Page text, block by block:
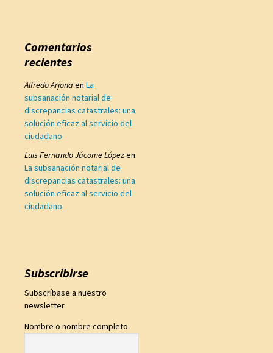
Comentarios
recientes
Alfredo Arjona en La
subsanación notarial de
discrepancias catastrales: una
solución eficaz al servicio del
ciudadano
Luis Fernando Jácome Lópezen
La subsanación notarial de
discrepancias catastrales: una
solución eficaz al servicio del
ciudadano
Subscribirse
Subscríbase a nuestro
newsletter
Nombre o nombre completo